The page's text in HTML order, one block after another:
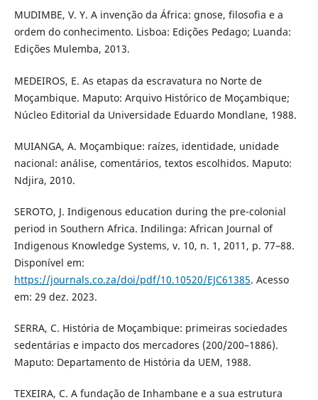
MUDIMBE, V. Y. A invenção da África: gnose, filosofia e a
ordem do conhecimento. Lisboa: Edições Pedago; Luanda:
Edições Mulemba, 2013.
MEDEIROS, E. As etapas da escravatura no Norte de
Moçambique. Maputo: Arquivo Histórico de Moçambique;
Núcleo Editorial da Universidade Eduardo Mondlane, 1988.
MUIANGA, A. Moçambique: raízes, identidade, unidade
nacional: análise, comentários, textos escolhidos. Maputo:
Ndjira, 2010.
SEROTO, J. Indigenous education during the pre-colonial
period in Southern Africa. Indilinga: African Journal of
Indigenous Knowledge Systems, v. 10, n. 1, 2011, p. 77–88.
Disponível em:
https://journals.co.za/doi/pdf/10.10520/EJC61385. Acesso
em: 29 dez. 2023.
SERRA, C. História de Moçambique: primeiras sociedades
sedentárias e impacto dos mercadores (200/200–1886).
Maputo: Departamento de História da UEM, 1988.
TEXEIRA, C. A fundação de Inhambane e a sua estrutura